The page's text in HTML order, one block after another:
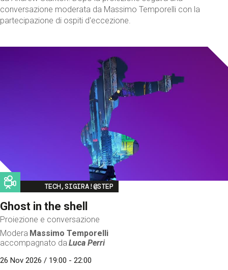
conversazione moderata da Massimo Temporelli con la
partecipazione di ospiti d'eccezione.
Image
TECH,SIGIRA!@STEP
Ghost in the shell
Proiezione e conversazione
Modera Massimo Temporelli
accompagnato da Luca Perri
26 Nov 2026 / 19:00 - 22:00